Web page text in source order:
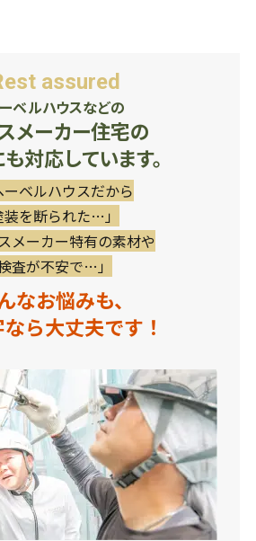
assured
ベルハウスなどの
メーカー住宅の
対応しています。
ーベルハウスだから
装を断られた…」
メーカー特有の素材や
査が不安で…」
なお悩みも、
ら大丈夫です！